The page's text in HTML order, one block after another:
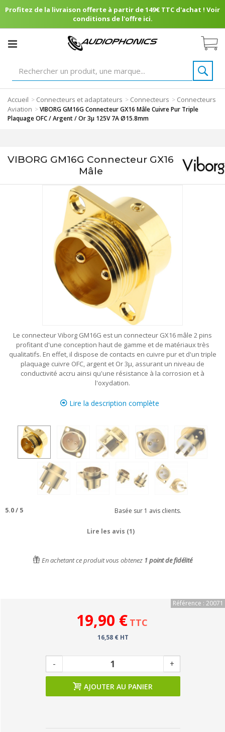
Profitez de la livraison offerte à partir de 149€ TTC d'achat ! Voir
conditions de l'offre ici.
Accueil > Connecteurs et adaptateurs > Connecteurs > Connecteurs
Aviation >VIBORG GM16G Connecteur GX16 Mâle Cuivre Pur Triple
Plaquage OFC / Argent / Or 3μ 125V 7A Ø15.8mm
VIBORG GM16G Connecteur GX16
Mâle
Le connecteur Viborg GM16G est un connecteur GX16 mâle 2 pins
profitant d'une conception haut de gamme et de matériaux très
qualitatifs. En effet, il dispose de contacts en cuivre pur et d'un triple
plaquage cuivre OFC, argent et Or 3μ, assurant un niveau de
conductivité accru ainsi qu'une résistance à la corrosion et à
l'oxydation.
Lire la description complète
5.0/ 5 Basée sur 1 avis clients.
Lire les avis (1)
En achetant ce produit vous obtenez 1 point de fidélité
Référence : 20071
19,90 € TTC
16,58 € HT
- +
AJOUTER AU PANIER